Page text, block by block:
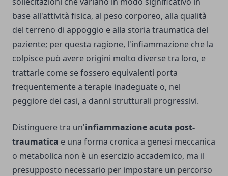
base all'attività fisica, al peso corporeo, alla qualità
del terreno di appoggio e alla storia traumatica del
paziente; per questa ragione, l'infiammazione che la
colpisce può avere origini molto diverse tra loro, e
trattarle come se fossero equivalenti porta
frequentemente a terapie inadeguate o, nel
peggiore dei casi, a danni strutturali progressivi.
Distinguere tra un'infiammazione acuta post-
traumatica e una forma cronica a genesi meccanica
o metabolica non è un esercizio accademico, ma il
presupposto necessario per impostare un percorso